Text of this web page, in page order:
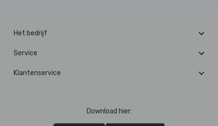
Het bedrijf
Service
Klantenservice
Download hier: